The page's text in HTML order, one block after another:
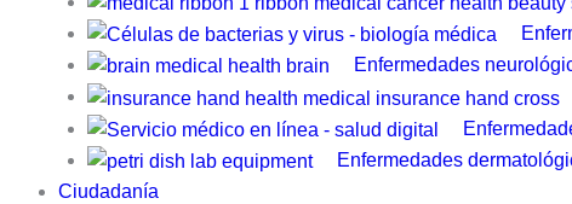
Enfermedades
Enfermedades
Ciudadanía